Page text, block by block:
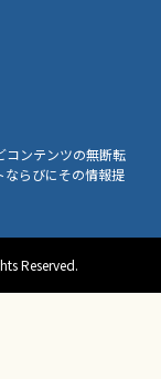
コンテンツの無断転
ならびにその情報提
Reserved.